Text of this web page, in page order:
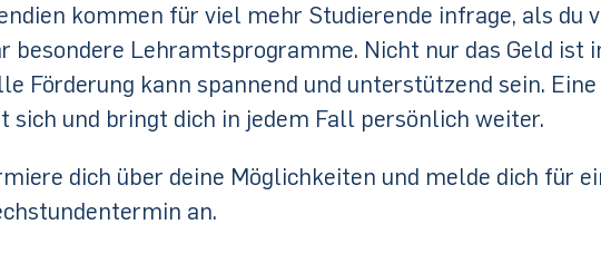
kommen für viel mehr Studierende infrage, als du
besondere Lehramtsprogramme. Nicht nur das Geld ist
Förderung kann spannend und unterstützend sein.
sich und bringt dich in jedem Fall persönlich weiter.
dich über deine Möglichkeiten und melde dich für
an.